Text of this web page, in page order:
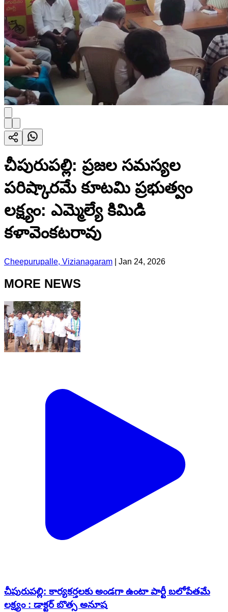
చీపురుపల్లి: ప్రజల సమస్యల
పరిష్కారమే కూటమి ప్రభుత్వం
లక్ష్యం: ఎమ్మెల్యే కిమిడి
కళావెంకటరావు
Cheepurupalle, Vizianagaram Jan 24, 2026
MORE NEWS
చీపురుపల్లి: కార్యకర్తలకు అండగా ఉంటా పార్టీ బలోపేతమే
లక్ష్యం : డాక్టర్ బొత్స అనూష